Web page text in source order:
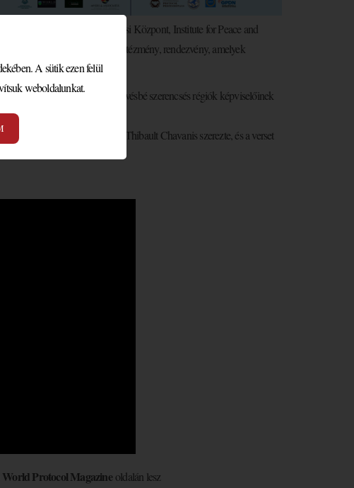
Palota, Fehér Ház, ENSZ Bécsi Központ, Institute for Peace and
völgy – csak néhány intézmény, rendezvény, amelyek
fejlődéséhez és a kevésbé szerencsés régiók képviselőinek
c. himnuszt, melynek zenéjét Thibault Chavanis szerezte, és a verset
World Protocol Magazineoldalán lesz
A sütik ezen felül
weboldalunkat.